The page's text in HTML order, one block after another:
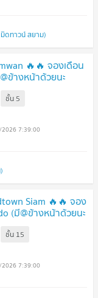
ดทาวน์ สยาม)
🔥🔥 จองเดือน
ข้างหน้าด้วยนะ
ชั้น 5
7:39:00
Siam 🔥🔥 จอง
(มี@ข้างหน้าด้วยนะ
ชั้น 15
7:39:00